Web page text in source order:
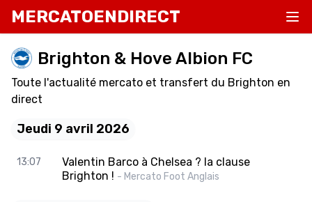
MERCATOENDIRECT
Brighton & Hove Albion FC
Toute l'actualité mercato et transfert du Brighton en
direct
Jeudi 9 avril 2026
13:07
Valentin Barco à Chelsea ? la clause
Brighton ! - Mercato Foot Anglais